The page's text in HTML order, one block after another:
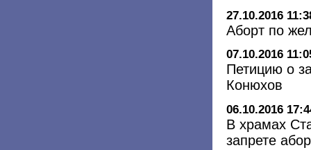
27.10.2016
Аборт по
07.10.2016
Петицию о
Конюхов
06.10.2016
В храмах
запрете